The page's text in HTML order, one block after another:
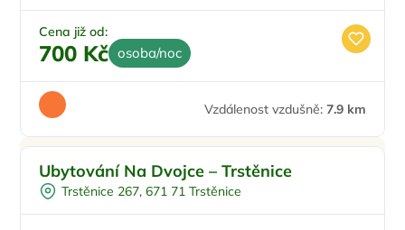
Parkování zdarma
Cena již od:
700 Kč osoba/noc
Vzdálenost vzdušně: 7.9 km
Pro milovníky přírody
Pro milovníky historie
Ubytování Na Dvojce – Trstěnice
Trstěnice 267, 671 71 Trstěnice